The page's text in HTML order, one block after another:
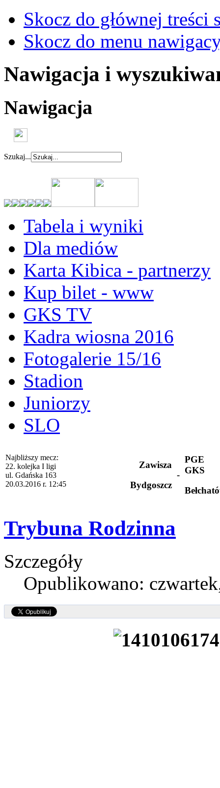
Skocz do głównej treści
Skocz do menu
Nawigacja i
Nawigacja
Szukaj...
Tabela i wyniki
Dla mediów
Karta Kibica - partnerzy
Kup bilet - www
GKS TV
Kadra wiosna 2016
Fotogalerie 15/16
Stadion
Juniorzy
SLO
Najbliższy mecz:
22. kolejka I ligi
ul. Gdańska 163
20.03.2016 r. 12:45
Zawisza
Bydgoszcz
-
PGE
GKS
Trybuna Rodzinna
Szczegóły
Opublikowano: